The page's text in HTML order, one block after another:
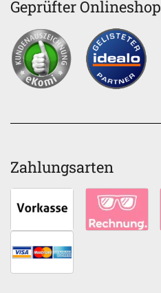
Geprüfter Onlineshop
Zahlungsarten